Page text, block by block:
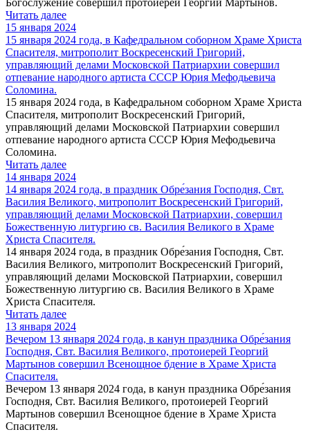
Читать далее
15 января 2024
15 января 2024 года, в Кафедральном соборном Храме Христа
Спасителя, митрополит Воскресенский Григорий,
управляющий делами Московской Патриархии совершил
отпевание народного артиста СССР Юрия Мефодьевича
Соломина.
15 января 2024 года, в Кафедральном соборном Храме Христа
Спасителя, митрополит Воскресенский Григорий,
управляющий делами Московской Патриархии совершил
отпевание народного артиста СССР Юрия Мефодьевича
Соломина.
Читать далее
14 января 2024
14 января 2024 года, в праздник Обре́зания Господня, Свт.
Василия Великого, митрополит Воскресенский Григорий,
управляющий делами Московской Патриархии, совершил
Божественную литургию св. Василия Великого в Храме
Христа Спасителя.
14 января 2024 года, в праздник Обре́зания Господня, Свт.
Василия Великого, митрополит Воскресенский Григорий,
управляющий делами Московской Патриархии, совершил
Божественную литургию св. Василия Великого в Храме
Христа Спасителя.
Читать далее
13 января 2024
Вечером 13 января 2024 года, в канун праздника Обре́зания
Господня, Свт. Василия Великого, протоиерей Георгий
Мартынов совершил Всенощное бдение в Храме Христа
Спасителя.
Вечером 13 января 2024 года, в канун праздника Обре́зания
Господня, Свт. Василия Великого, протоиерей Георгий
Мартынов совершил Всенощное бдение в Храме Христа
Спасителя.